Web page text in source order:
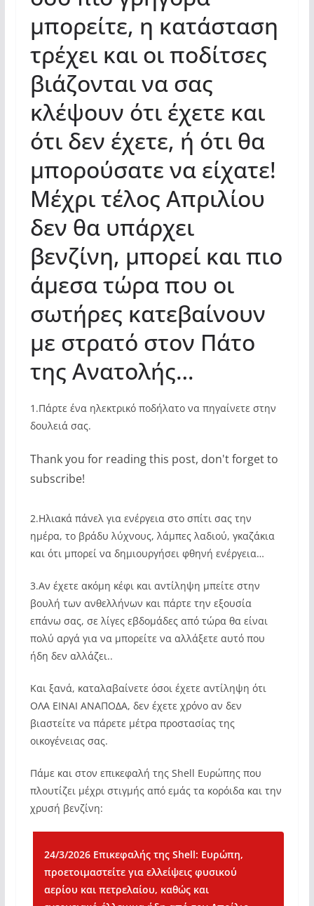
μπορείτε, η κατάσταση
τρέχει και οι ποδίτσες
βιάζονται να σας
κλέψουν ότι έχετε και
ότι δεν έχετε, ή ότι θα
μπορούσατε να είχατε!
Μέχρι τέλος Απριλίου
δεν θα υπάρχει
βενζίνη, μπορεί και πιο
άμεσα τώρα που οι
σωτήρες κατεβαίνουν
με στρατό στον Πάτο
της Ανατολής…
1.Πάρτε ένα ηλεκτρικό ποδήλατο να πηγαίνετε στην
δουλειά σας.
Thank you for reading this post, don't forget to
subscribe!
2.Ηλιακά πάνελ για ενέργεια στο σπίτι σας την
ημέρα, το βράδυ λύχνους, λάμπες λαδιού, γκαζάκια
και ότι μπορεί να δημιουργήσει φθηνή ενέργεια…
3.Αν έχετε ακόμη κέφι και αντίληψη μπείτε στην
βουλή των ανθελλήνων και πάρτε την εξουσία
επάνω σας, σε λίγες εβδομάδες από τώρα θα είναι
πολύ αργά για να μπορείτε να αλλάξετε αυτό που
ήδη δεν αλλάζει..
Και ξανά, καταλαβαίνετε όσοι έχετε αντίληψη ότι
ΟΛΑ ΕΙΝΑΙ ΑΝΑΠΟΔΑ, δεν έχετε χρόνο αν δεν
βιαστείτε να πάρετε μέτρα προστασίας της
οικογένειας σας.
Πάμε και στον επικεφαλή της Shell Ευρώπης που
πλουτίζει μέχρι στιγμής από εμάς τα κορόιδα και την
χρυσή βενζίνη:
24/3/2026 Επικεφαλής της Shell: Ευρώπη,
προετοιμαστείτε για ελλείψεις φυσικού
αερίου και πετρελαίου, καθώς και